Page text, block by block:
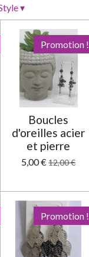
▾
Promotion !
Boucles
d'oreilles acier
et pierre
5,00 €12,00 €
Promotion !